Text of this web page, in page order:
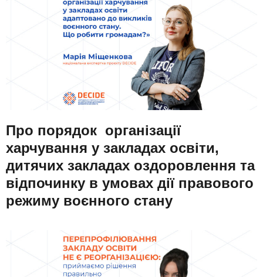
Про порядок організації
харчування у закладах освіти,
дитячих закладах оздоровлення та
відпочинку в умовах дії правового
режиму воєнного стану